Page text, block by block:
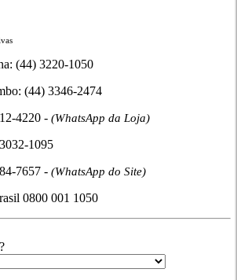
(44) 3220-1050
(44) 3346-2474
4220 - (WhatsApp da Loja)
1095
7657 - (WhatsApp do Site)
0800 001 1050